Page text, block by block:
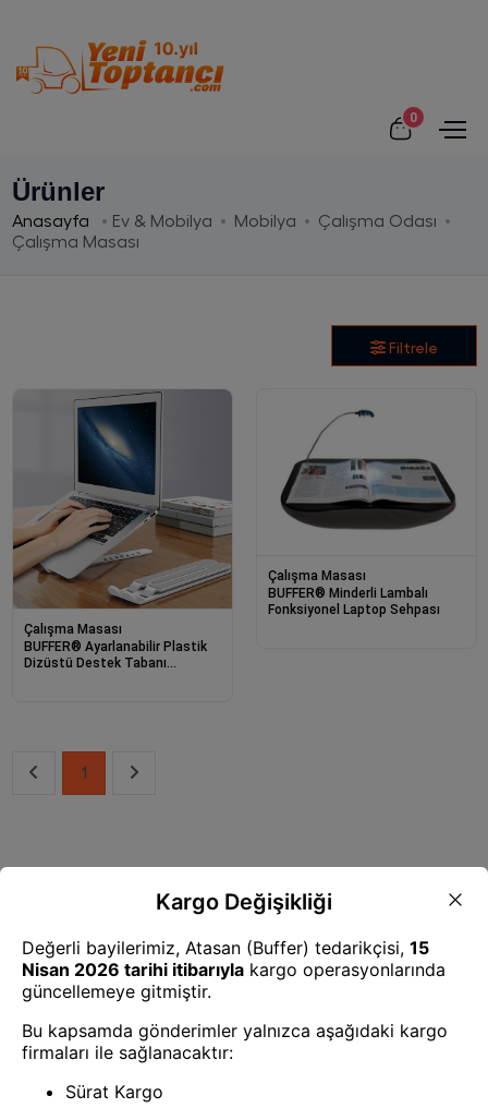
0
Ürünler
Anasayfa Ev & Mobilya Mobilya
Çalışma Odası
Çalışma Masası
Filtrele
Çalışma Masası
BUFFER® Ayarlanabilir Plastik
Dizüstü Destek Tabanı
Çalışma Masası
BUFFER® Minderli Lambalı
Fonksiyonel Laptop Sehpası
1
- Yenilik ve hızı keşfedin, işinizi